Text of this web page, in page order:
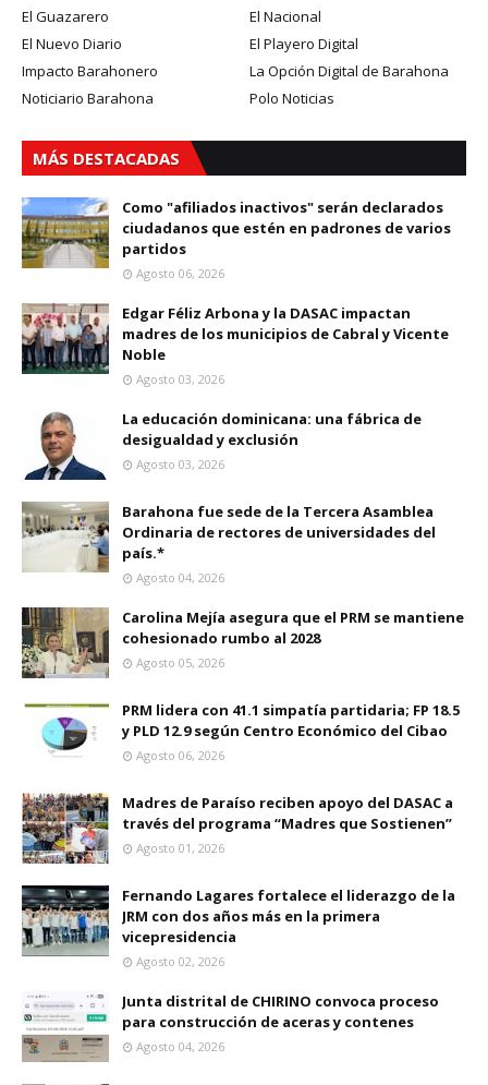
El Guazarero
El Nacional
El Nuevo Diario
El Playero Digital
Impacto Barahonero
La Opción Digital de Barahona
Noticiario Barahona
Polo Noticias
MÁS DESTACADAS
Como "afiliados inactivos" serán declarados
ciudadanos que estén en padrones de varios
partidos
Agosto 06, 2026
Edgar Féliz Arbona y la DASAC impactan
madres de los municipios de Cabral y Vicente
Noble
Agosto 03, 2026
La educación dominicana: una fábrica de
desigualdad y exclusión
Agosto 03, 2026
Barahona fue sede de la Tercera Asamblea
Ordinaria de rectores de universidades del
país.*
Agosto 04, 2026
Carolina Mejía asegura que el PRM se mantiene
cohesionado rumbo al 2028
Agosto 05, 2026
PRM lidera con 41.1 simpatía partidaria; FP 18.5
y PLD 12.9 según Centro Económico del Cibao
Agosto 06, 2026
Madres de Paraíso reciben apoyo del DASAC a
través del programa “Madres que Sostienen”
Agosto 01, 2026
Fernando Lagares fortalece el liderazgo de la
JRM con dos años más en la primera
vicepresidencia
Agosto 02, 2026
Junta distrital de CHIRINO convoca proceso
para construcción de aceras y contenes
Agosto 04, 2026